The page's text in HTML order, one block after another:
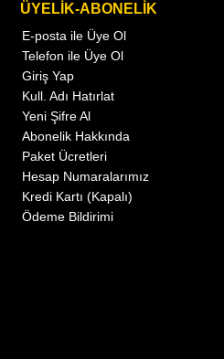
ÜYELİK-ABONELİK
E-posta ile Üye Ol
Telefon ile Üye Ol
Giriş Yap
Kull. Adı Hatırlat
Yeni Şifre Al
Abonelik Hakkında
Paket Ücretleri
Hesap Numaralarımız
Kredi Kartı (Kapalı)
Ödeme Bildirimi